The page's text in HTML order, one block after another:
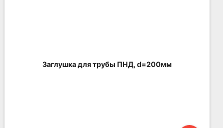
Заглушка для трубы ПНД, d=200мм